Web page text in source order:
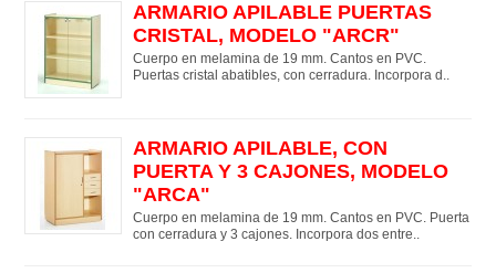
ARMARIO APILABLE PUERTAS
CRISTAL, MODELO "ARCR"
Cuerpo en melamina de 19 mm. Cantos en PVC.
Puertas cristal abatibles, con cerradura. Incorpora d..
ARMARIO APILABLE, CON
PUERTA Y 3 CAJONES, MODELO
"ARCA"
Cuerpo en melamina de 19 mm. Cantos en PVC. Puerta
con cerradura y 3 cajones. Incorpora dos entre..